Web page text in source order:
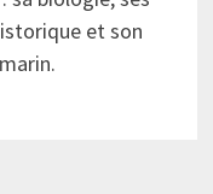
et son